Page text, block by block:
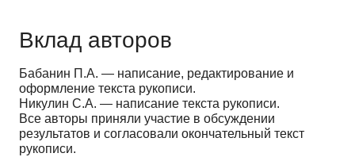
Вклад авторов
Бабанин П.А. — написание, редактирование и
оформление текста рукописи.
Никулин С.А. — написание текста рукописи.
Все авторы приняли участие в обсуждении
результатов и согласовали окончательный текст
рукописи.